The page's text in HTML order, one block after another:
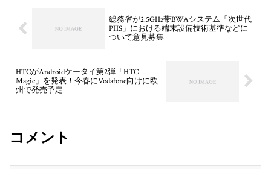
総務省が2.5GHz帯BWAシステム「次世代
PHS」における端末設備技術基準などに
ついて意見募集
HTCがAndroidケータイ第2弾「HTC
Magic」を発表！今春にVodafone向けに欧
州で発売予定
コメント